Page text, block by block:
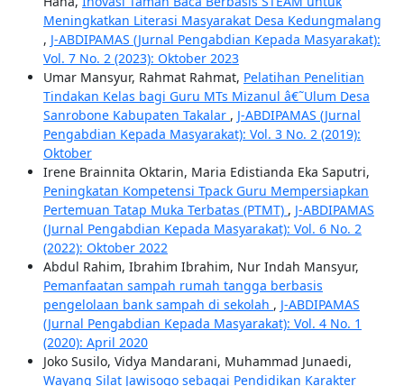
Meningkatkan Literasi Masyarakat Desa Kedungmalang
, J-ABDIPAMAS (Jurnal Pengabdian Kepada Masyarakat):
Vol. 7 No. 2 (2023): Oktober 2023
Umar Mansyur, Rahmat Rahmat, Pelatihan Penelitian
Tindakan Kelas bagi Guru MTs Mizanul â€˜Ulum Desa
Sanrobone Kabupaten Takalar , J-ABDIPAMAS (Jurnal
Pengabdian Kepada Masyarakat): Vol. 3 No. 2 (2019):
Oktober
Irene Brainnita Oktarin, Maria Edistianda Eka Saputri,
Peningkatan Kompetensi Tpack Guru Mempersiapkan
Pertemuan Tatap Muka Terbatas (PTMT) , J-ABDIPAMAS
(Jurnal Pengabdian Kepada Masyarakat): Vol. 6 No. 2
(2022): Oktober 2022
Abdul Rahim, Ibrahim Ibrahim, Nur Indah Mansyur,
Pemanfaatan sampah rumah tangga berbasis
pengelolaan bank sampah di sekolah , J-ABDIPAMAS
(Jurnal Pengabdian Kepada Masyarakat): Vol. 4 No. 1
(2020): April 2020
Joko Susilo, Vidya Mandarani, Muhammad Junaedi,
Wayang Silat Jawisogo sebagai Pendidikan Karakter